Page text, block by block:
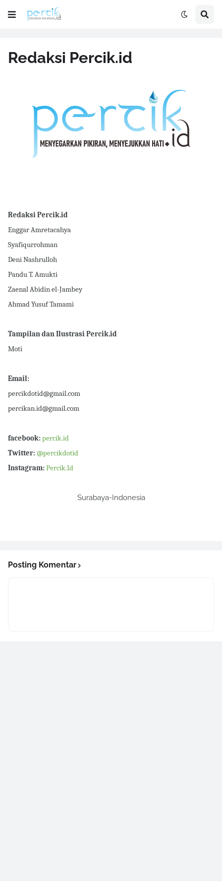
Redaksi Percik.id
Redaksi Percik.id
Enggar Amretacahya
Syafiqurrohman
Deni Nashrulloh
Pandu T. Amukti
Zaenal Abidin el-Jambey
Ahmad Yusuf Tamami
Tampilan dan Ilustrasi Percik.id
Moti
Email:
percikdotid@gmail.com
percikan.id@gmail.com
facebook:percik.id
Twitter:@percikdotid
Instagram:Percik.Id
Surabaya-Indonesia
Posting Komentar